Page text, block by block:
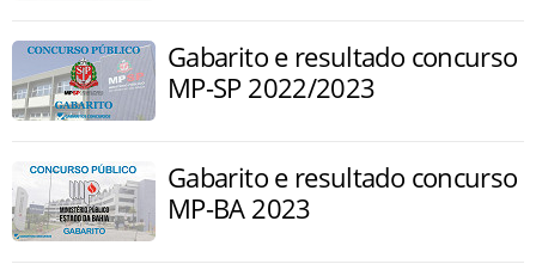
Gabarito e resultado concurso
MP-SP 2022/2023
Gabarito e resultado concurso
MP-BA 2023